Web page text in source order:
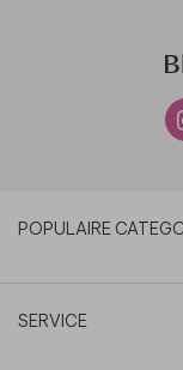
POPULAIRE
SERVICE